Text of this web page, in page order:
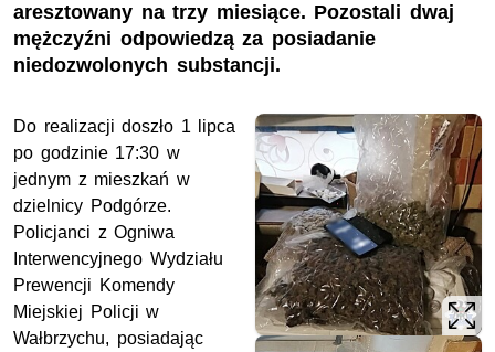
aresztowany na trzy miesiące. Pozostali dwaj
mężczyźni odpowiedzą za posiadanie
niedozwolonych substancji.
Do realizacji doszło 1 lipca
po godzinie 17:30 w
jednym z mieszkań w
dzielnicy Podgórze.
Policjanci z Ogniwa
Interwencyjnego Wydziału
Prewencji Komendy
Miejskiej Policji w
Wałbrzychu, posiadając